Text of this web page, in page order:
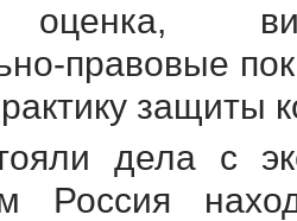
оценка,
правовые
защиты
дела с
Россия